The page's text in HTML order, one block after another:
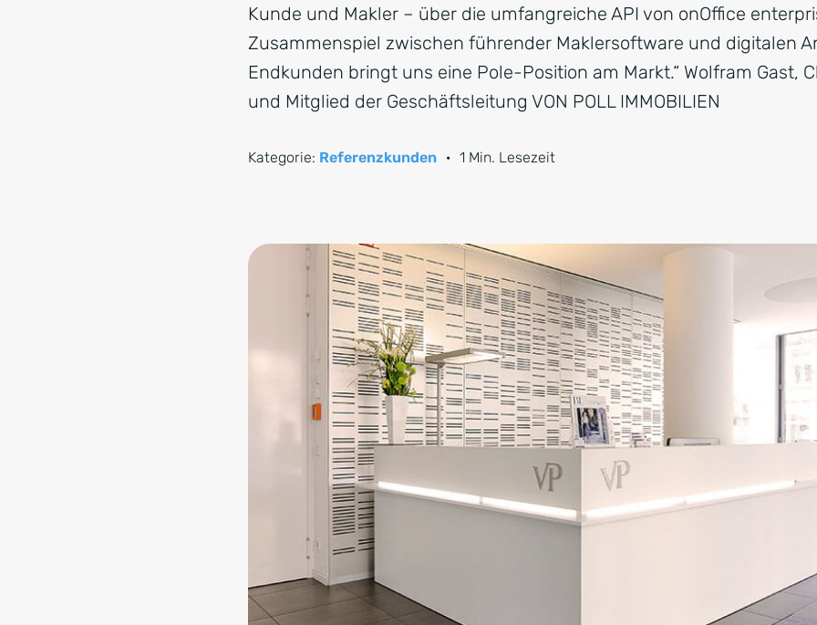
Kunde und Makler – über die umfangreiche API von onOffice
Zusammenspiel zwischen führender Maklersoftware und digitalen
Endkunden bringt uns eine Pole-Position am Markt.“ Wolfram Gast,
und Mitglied der Geschäftsleitung VON POLL IMMOBILIEN
Kategorie: Referenzkunden · 1 Min. Lesezeit